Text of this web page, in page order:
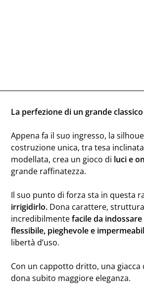
La perfezione di un grande classico
Appena fa il suo ingresso, la
costruzione unica, tra tesa
modellata, crea un gioco di luci e
grande raffinatezza.
Il suo punto di forza sta in questa
irrigidirlo.Dona carattere,
incredibilmentefacile da
flessibile, pieghevole e
libertà d’uso.
Con un cappotto dritto, una giacca
dona subito maggiore eleganza.